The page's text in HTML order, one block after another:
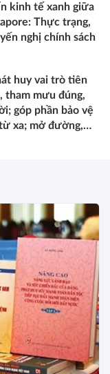
kinh tế xanh giữa
Thực trạng,
nghị chính sách
huy vai trò tiên
tham mưu đúng,
góp phần bảo vệ
xa; mở đường,